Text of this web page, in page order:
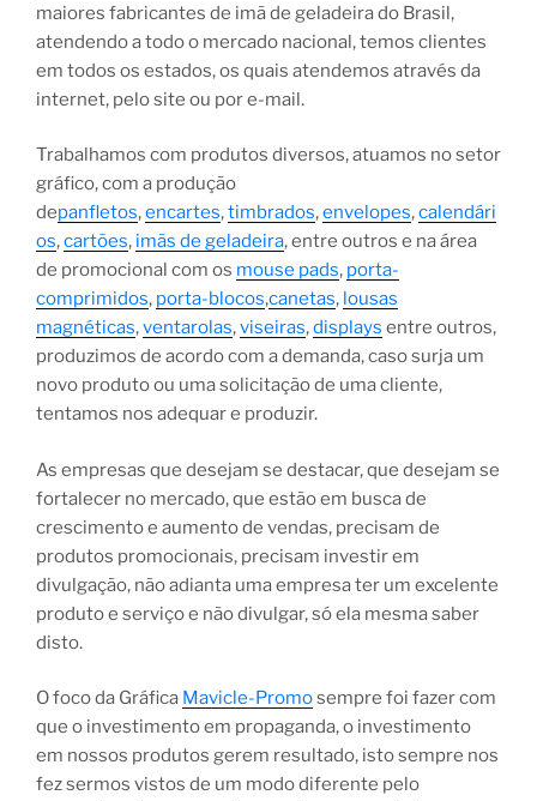
maiores fabricantes de imã de geladeira do Brasil,
atendendo a todo o mercado nacional, temos clientes
em todos os estados, os quais atendemos através da
internet, pelo site ou por e-mail.
Trabalhamos com produtos diversos, atuamos no setor
gráfico, com a produção
depanfletos,encartes,timbrados,envelopes,calendári
os,cartões, imãs de geladeira, entre outros e na área
de promocional com os mouse pads, porta-
comprimidos, porta-blocos,canetas, lousas
magnéticas,ventarolas,viseiras,displays entre outros,
produzimos de acordo com a demanda, caso surja um
novo produto ou uma solicitação de uma cliente,
tentamos nos adequar e produzir.
As empresas que desejam se destacar, que desejam se
fortalecer no mercado, que estão em busca de
crescimento e aumento de vendas, precisam de
produtos promocionais, precisam investir em
divulgação, não adianta uma empresa ter um excelente
produto e serviço e não divulgar, só ela mesma saber
disto.
O foco da Gráfica Mavicle-Promosempre foi fazer com
que o investimento em propaganda, o investimento
em nossos produtos gerem resultado, isto sempre nos
fez sermos vistos de um modo diferente pelo